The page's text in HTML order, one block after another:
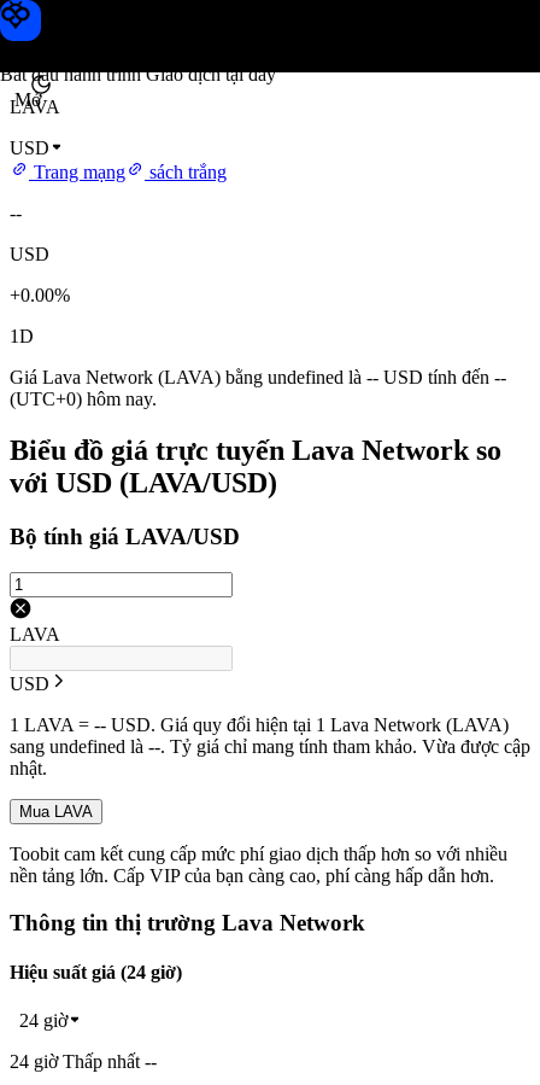
Bắt đầu hành trình Giao dịch tại đây
Mở
Giá Lava Network
LAVA
USD
Trang mạng
sách trắng
--
USD
+0.00%
1D
Giá Lava Network (LAVA) bằng undefined là -- USD tính đến --
(UTC+0) hôm nay.
Biểu đồ giá trực tuyến Lava Network so
với USD (LAVA/USD)
Bộ tính giá LAVA/USD
LAVA
USD
1 LAVA = -- USD. Giá quy đổi hiện tại 1 Lava Network (LAVA)
sang undefined là --. Tỷ giá chỉ mang tính tham khảo. Vừa được cập
nhật.
Mua LAVA
Toobit cam kết cung cấp mức phí giao dịch thấp hơn so với nhiều
nền tảng lớn. Cấp VIP của bạn càng cao, phí càng hấp dẫn hơn.
Thông tin thị trường Lava Network
Hiệu suất giá (24 giờ)
24 giờ
24 giờ Thấp nhất --